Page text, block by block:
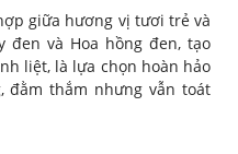
giữa hương vị tươi trẻ và
đen và Hoa hồng đen, tạo
liệt, là lựa chọn hoàn hảo
đằm thắm nhưng vẫn toát